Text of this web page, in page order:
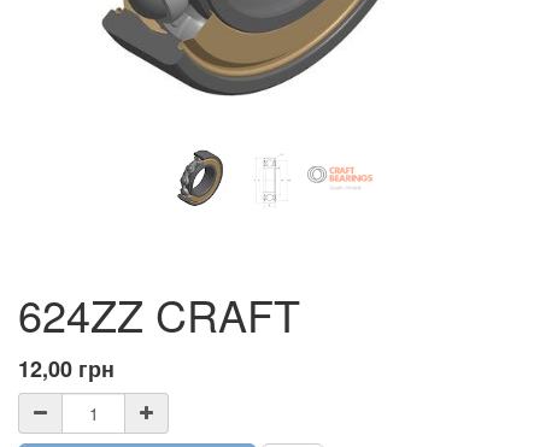
624ZZ CRAFT
12,00 грн